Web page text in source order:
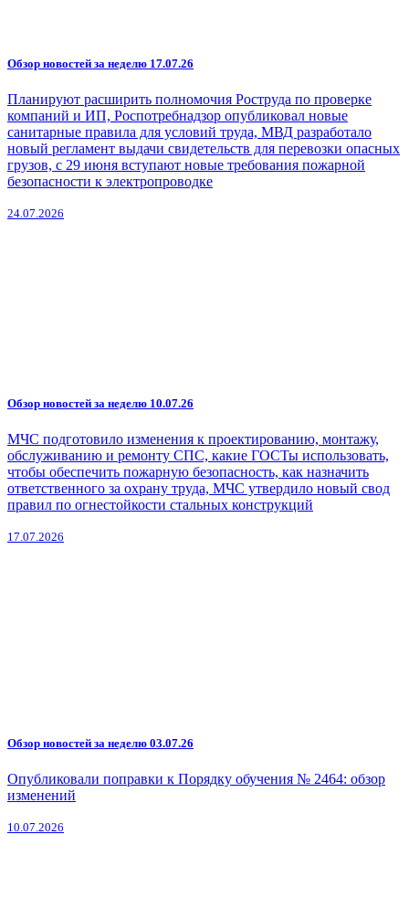
Обзор новостей за неделю 17.07.26
Планируют расширить полномочия Роструда по проверке
компаний и ИП, Роспотребнадзор опубликовал новые
санитарные правила для условий труда, МВД разработало
новый регламент выдачи свидетельств для перевозки опасных
грузов, с 29 июня вступают новые требования пожарной
безопасности к электропроводке
24.07.2026
Обзор новостей за неделю 10.07.26
МЧС подготовило изменения к проектированию, монтажу,
обслуживанию и ремонту СПС, какие ГОСТы использовать,
чтобы обеспечить пожарную безопасность, как назначить
ответственного за охрану труда, МЧС утвердило новый свод
правил по огнестойкости стальных конструкций
17.07.2026
Обзор новостей за неделю 03.07.26
Опубликовали поправки к Порядку обучения № 2464: обзор
изменений
10.07.2026